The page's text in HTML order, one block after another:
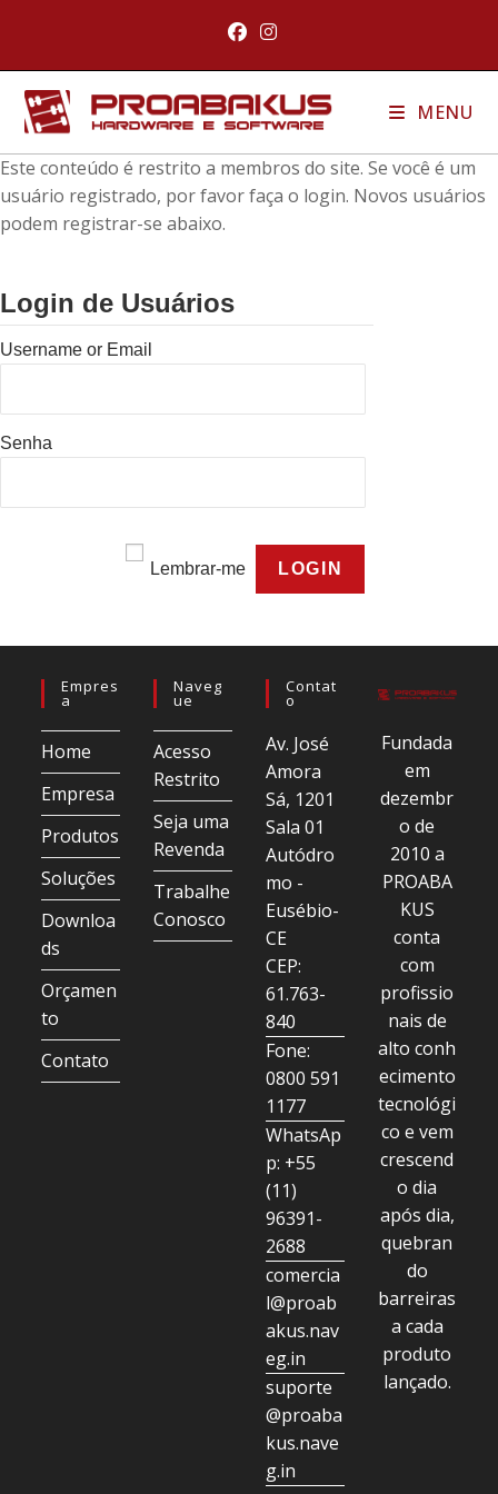
MENU
Este conteúdo é restrito a membros do site. Se você é um
usuário registrado, por favor faça o login. Novos usuários
podem registrar-se abaixo.
Login de Usuários
Username or Email
Senha
Lembrar-me
Empres
A
Home
Empresa
Produtos
Soluções
Downloa
ds
Orçamen
to
Contato
Naveg
Ue
Acesso
Restrito
Seja uma
Revenda
Trabalhe
Conosco
Contat
O
Av. José
Amora
Sá, 1201
Sala 01
Autódro
mo -
Eusébio-
CE
CEP:
61.763-
840
Fone:
0800 591
1177
WhatsAp
p: +55
(11)
96391-
2688
comercia
l@proab
akus.nav
eg.in
suporte
@proaba
kus.nave
g.in
Fundada
em
dezembr
o de
2010 a
PROABA
KUS
conta
com
profissio
nais de
alto conh
ecimento
tecnológi
co e vem
crescend
o dia
após dia,
quebran
do
barreiras
a cada
produto
lançado.